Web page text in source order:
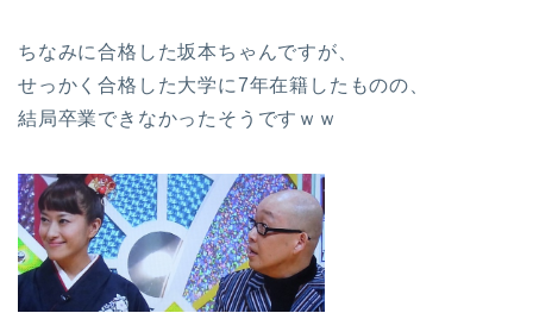
ちなみに合格した坂本ちゃんですが、
せっかく合格した大学に7年在籍したものの、
結局卒業できなかったそうですｗｗ